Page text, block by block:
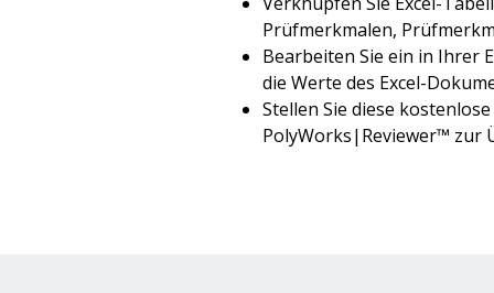
Prüfmerkmalen,
Bearbeiten Sie ein in Ihrer
die Werte des Excel-
Stellen Sie diese
PolyWorks|Reviewer™ zur